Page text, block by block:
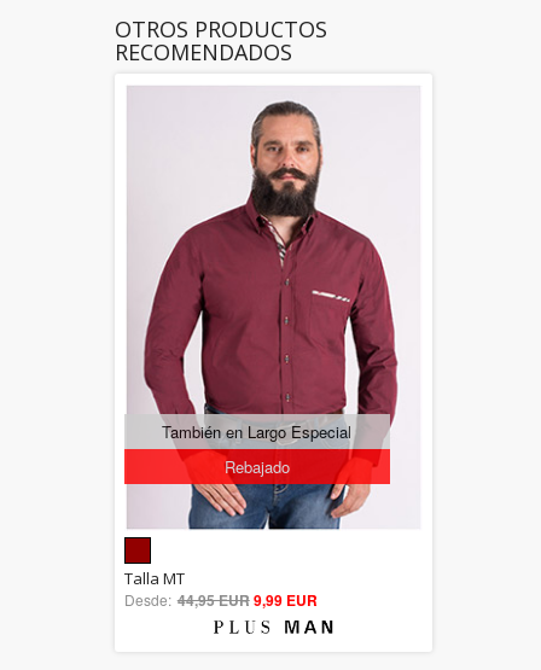
OTROS PRODUCTOS
RECOMENDADOS
Rebajado
También en Largo Especial
out of 5
Talla MT
Desde: 44,95 EUR9,99 EUR